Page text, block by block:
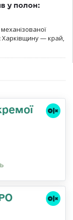
у полон:
Харківщину — край,